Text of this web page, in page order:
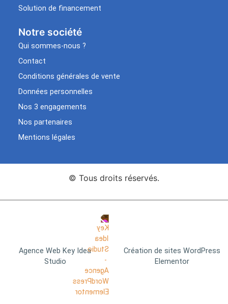
Solution de financement
Notre société
Qui sommes-nous ?
Contact
Conditions générales de vente
Données personnelles
Nos 3 engagements
Nos partenaires
Mentions légales
© Tous droits réservés.
Agence Web Key Idea
Studio
Création de sites WordPress
Elementor